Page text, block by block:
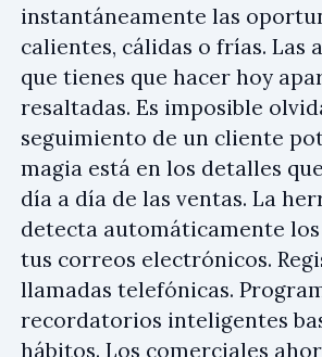
instantáneamente las
calientes, cálidas o frías. Las
que tienes que hacer hoy
resaltadas. Es imposible
seguimiento de un cliente
magia está en los detalles
día a día de las ventas. La
detecta automáticamente
tus correos electrónicos.
llamadas telefónicas.
recordatorios inteligentes
hábitos. Los comerciales